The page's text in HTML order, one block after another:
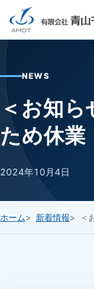
NEWS
＜お知
ため休業
2024年10月4日
ホーム 新着情報 ＜